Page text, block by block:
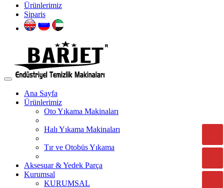
Ürünlerimiz
Siparis
Ana Sayfa
Ürünlerimiz
Oto Yıkama Makinaları
Halı Yıkama Makinaları
Tır ve Otobüs Yıkama
Aksesuar & Yedek Parça
Kurumsal
KURUMSAL